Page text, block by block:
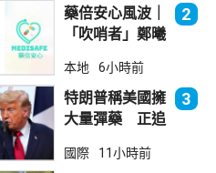
藥倍安心風波｜
「吹哨者」鄭曦
進行刑事調查
2
本地 6小時前
特朗普稱美國擁
大量彈藥 正追
者」
3
國際 11小時前